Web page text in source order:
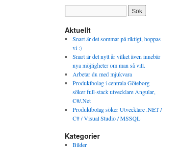
Aktuellt
Snart är det sommar på riktigt, hoppas
vi :)
Snart är det nytt år vilket även innebär
nya möjligheter om man så vill.
Arbetar du med mjukvara
Produktbolag i centrala Göteborg
söker full-stack utvecklare Angular,
C#/.Net
Produktbolag söker Utvecklare .NET /
C# / Visual Studio / MSSQL
Kategorier
Bilder